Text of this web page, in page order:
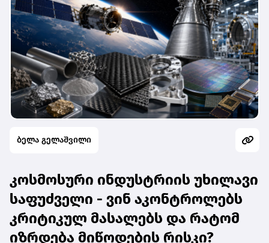
ბელა გელაშვილი
კოსმოსური ინდუსტრიის უხილავი
საფუძველი - ვინ აკონტროლებს
კრიტიკულ მასალებს და რატომ
იზრდება მიწოდების რისკი?